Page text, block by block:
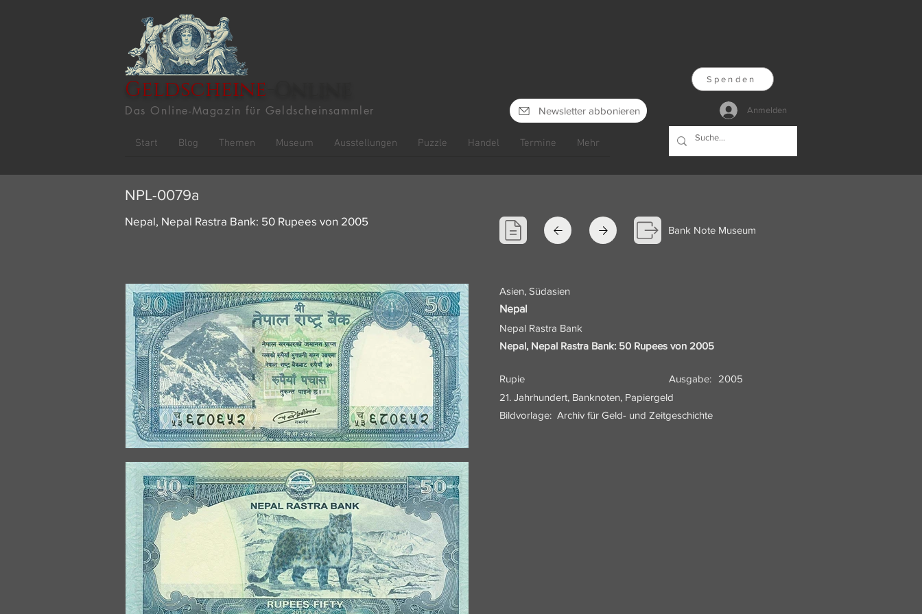
Geldscheine
Das Online-Magazin für Geldscheinsammler Newsletter abbonieren
Start Blog Themen Museum Ausstellungen Puzzle Handel Termine Mehr
Spenden
Anmelden
NPL-0079a
Nepal, Nepal Rastra Bank: 50 Rupees von 2005
Bank Note Museum
Asien, Südasien
Nepal
Nepal Rastra Bank
Nepal, Nepal Rastra Bank: 50 Rupees von 2005
Rupie Ausgabe:
2005
21. Jahrhundert, Banknoten, Papiergeld
Bildvorlage: Archiv für Geld- und Zeitgeschichte